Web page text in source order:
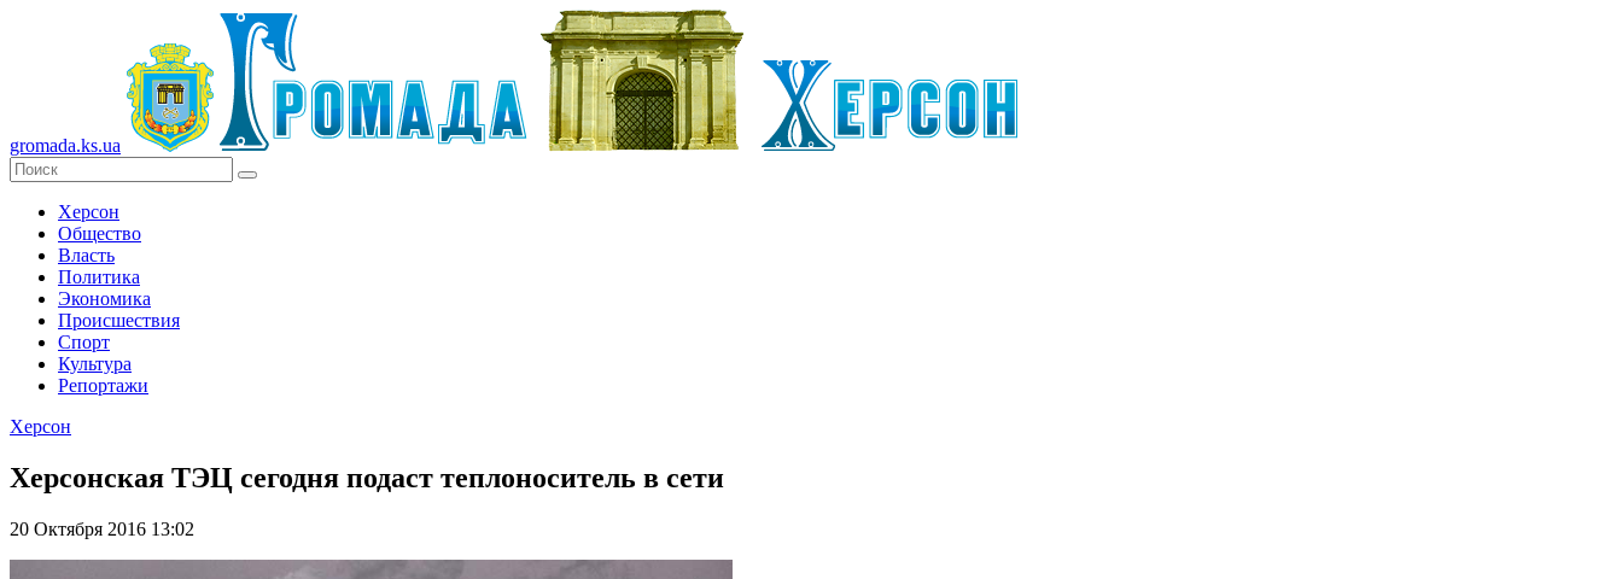
gromada.ks.ua
Херсон
Общество
Власть
Политика
Экономика
Происшествия
Спорт
Культура
Репортажи
Херсон
Херсонская ТЭЦ сегодня подаст теплоноситель в сети
20 Октября 2016 13:02